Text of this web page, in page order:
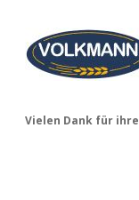
Vielen Dank für ihre